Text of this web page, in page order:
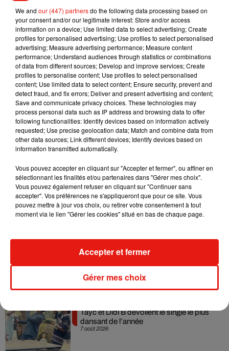
Je sais que ça va me rendre très émotive. On l'est tous,
c'est la fin et c'est la fin d'une aventure incroyable pour nous
tous. C'était vraiment extraordinaire d'en faire partie.
Même si on nous répète depuis longtemps quel’hiver arrive
les informations sur la saison à venir sont gardées bien au
chaud par l’ensemble de la production.La saison 8 de
of Thronessera diffusée à partir d’avril 2019.
Musique
Julien Lieb s’essaye à la vie de chatelain
dans son nouveau clip
Sensation » avec Kylie Minogue
7 août 2026
Tayc et Didi B dévoilent le single le plus
dansant de l’année
We and our (447) partnersdo the following data processing based on
your consent and/or our legitimate interest: Store and/or access
information on a device; Use limited data to select advertising; Create
profiles for personalised advertising; Use profiles to select personalised
advertising; Measure advertising performance; Measure content
performance; Understand audiences through statistics or combinations
of data from different sources; Develop and improve services; Create
profiles to personalise content; Use profiles to select personalised
content; Use limited data to select content; Ensure security, prevent and
detect fraud, and fix errors; Deliver and present advertising and content;
Save and communicate privacy choices. These technologies may
process personal data such as IP address and browsing data to offer
following functionalities: Identify devices based on information actively
requested; Use precise geolocation data; Match and combine data from
other data sources; Link different devices; Identify devices based on
information transmitted automatically.
Vous pouvez accepter en cliquant sur "Accepter et fermer", ou affiner en
sélectionnant les finalités et/ou partenaires dans "Gérer mes choix".
Vous pouvez également refuser en cliquant sur "Continuer sans
accepter". Vos préférences ne s'appliqueront que pour ce site. Vous
pouvez mettre à jour vos choix, ou retirer votre consentement à tout
moment via le lien "Gérer les cookies" situé en bas de chaque page.
Gérer mes choix
Accepter et fermer